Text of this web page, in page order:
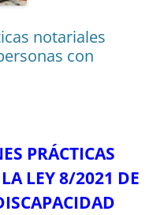
notariales
con
PRÁCTICAS
LEY 8/2021 DE